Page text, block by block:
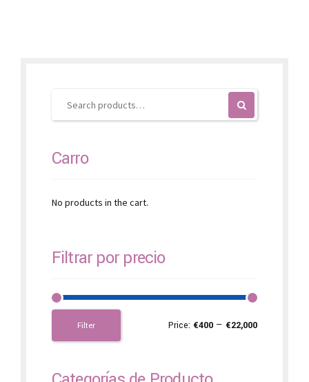
product
Carro
No products in the cart.
Filtrar por precio
Filter Price: €400 — €22,000